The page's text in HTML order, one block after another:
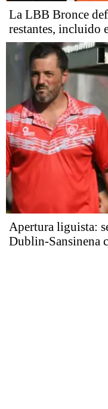
La LBB Bronce
restantes, incluido
Apertura liguista:
Dublin-Sansinena